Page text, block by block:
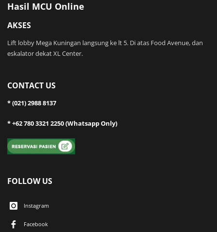
Hasil MCU Online
AKSES
Lift lobby Mega Kuningan langsung ke lt 5. Di atas Food Avenue, dan
eskalator dekat XL Center.
CONTACT US
* (021) 2988 8137
* +62 780 3321 2250 (Whatsapp Only)
FOLLOW US
Instagram
Facebook